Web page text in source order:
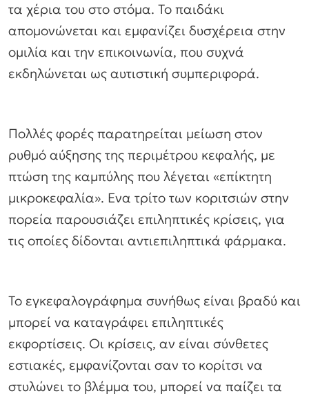
τα χέρια του στο στόμα. Το παιδάκι
απομονώνεται και εμφανίζει δυσχέρεια στην
ομιλία και την επικοινωνία, που συχνά
εκδηλώνεται ως αυτιστική συμπεριφορά.
Πολλές φορές παρατηρείται μείωση στον
ρυθμό αύξησης της περιμέτρου κεφαλής, με
πτώση της καμπύλης που λέγεται «επίκτητη
μικροκεφαλία». Ενα τρίτο των κοριτσιών στην
πορεία παρουσιάζει επιληπτικές κρίσεις, για
τις οποίες δίδονται αντιεπιληπτικά φάρμακα.
Το εγκεφαλογράφημα συνήθως είναι βραδύ και
μπορεί να καταγράφει επιληπτικές
εκφορτίσεις. Οι κρίσεις, αν είναι σύνθετες
εστιακές, εμφανίζονται σαν το κορίτσι να
στυλώνει το βλέμμα του, μπορεί να παίζει τα